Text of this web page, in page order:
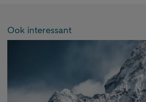
Ook interessant